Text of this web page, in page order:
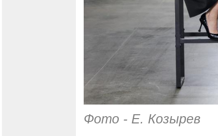
Фото - Е. Козырев